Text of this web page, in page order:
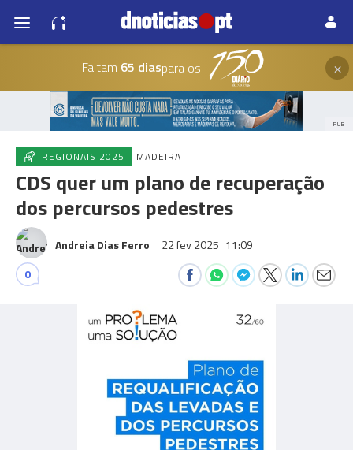
Faltam 65 diaspara os ×
PUB
REGIONAIS 2025 MADEIRA
CDS quer um plano de recuperação
dos percursos pedestres
Andreia Dias Ferro 22 fev 2025 11:09
0